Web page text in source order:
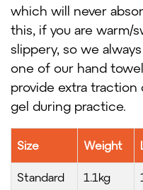
which will never
this, if you are warm/
slippery, so we
one of our hand
provide extra traction
gel during practice.
Size Weight
Standard 1.1kg